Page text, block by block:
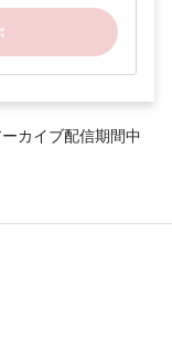
カイブ配信期間中